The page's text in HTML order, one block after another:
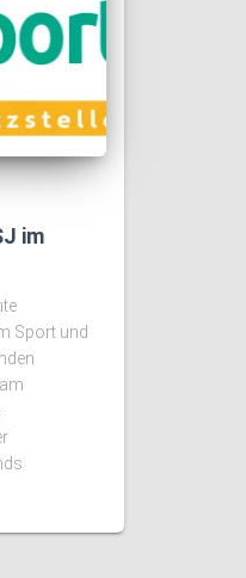
im
Sport und